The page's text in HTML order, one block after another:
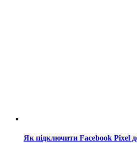
Як підключити Facebook Pixel